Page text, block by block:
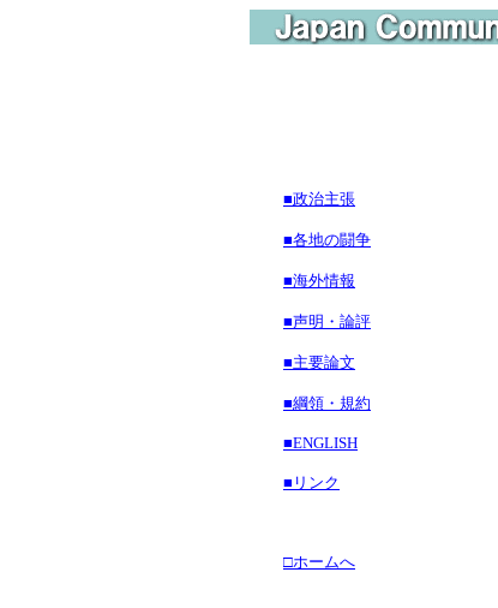
■政治主張
■各地の闘争
■海外情報
■声明・論評
■主要論文
■綱領・規約
■ENGLISH
■リンク
□ホームへ